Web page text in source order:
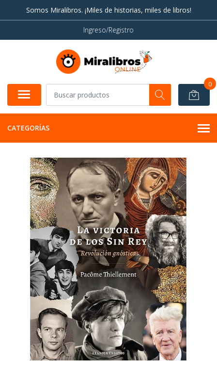
Somos Miralibros. ¡Miles de historias, miles de libros!
Ingreso/Registro
0
CATEGORÍAS